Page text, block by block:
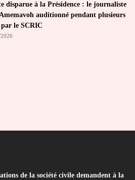
disparue à la Présidence : le journaliste
auditionné pendant plusieurs
par le SCRIC
de la société civile demandent à la